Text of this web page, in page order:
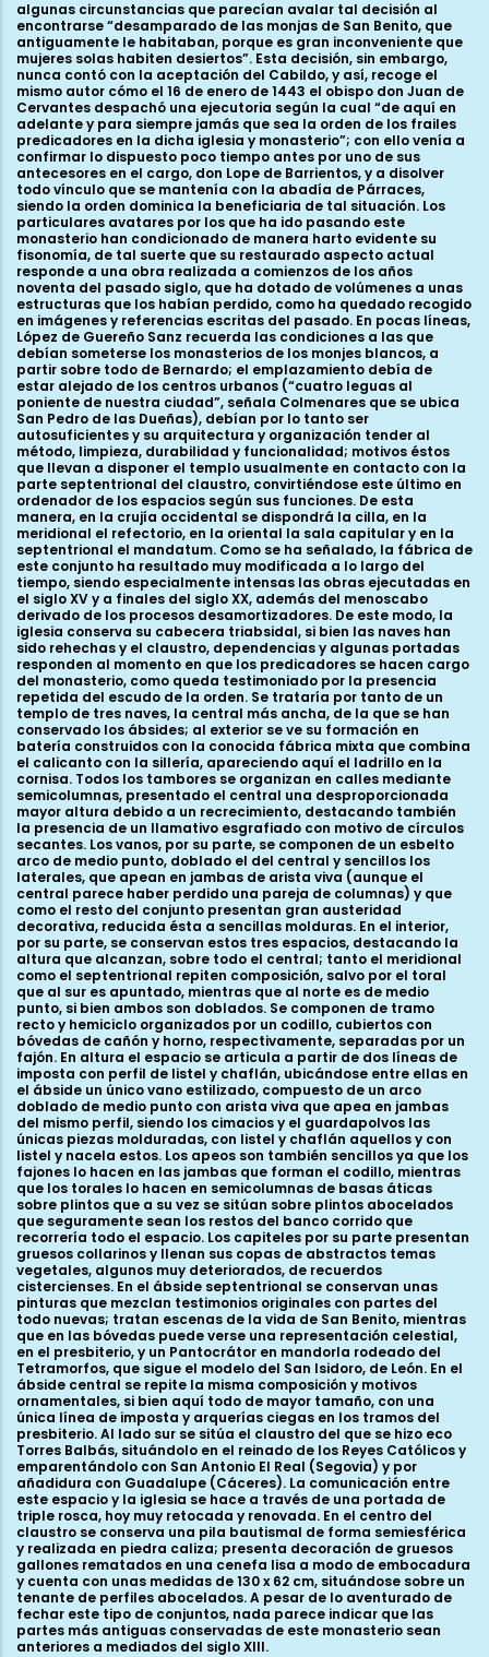
algunas circunstancias que parecían avalar tal decisión al
encontrarse “desamparado de las monjas de San Benito, que
antiguamente le habitaban, porque es gran inconveniente que
mujeres solas habiten desiertos”. Esta decisión, sin embargo,
nunca contó con la aceptación del Cabildo, y así, recoge el
mismo autor cómo el 16 de enero de 1443 el obispo don Juan de
Cervantes despachó una ejecutoria según la cual “de aquí en
adelante y para siempre jamás que sea la orden de los frailes
predicadores en la dicha iglesia y monasterio”; con ello venía a
confirmar lo dispuesto poco tiempo antes por uno de sus
antecesores en el cargo, don Lope de Barrientos, y a disolver
todo vínculo que se mantenía con la abadía de Párraces,
siendo la orden dominica la beneficiaria de tal situación. Los
particulares avatares por los que ha ido pasando este
monasterio han condicionado de manera harto evidente su
fisonomía, de tal suerte que su restaurado aspecto actual
responde a una obra realizada a comienzos de los años
noventa del pasado siglo, que ha dotado de volúmenes a unas
estructuras que los habían perdido, como ha quedado recogido
en imágenes y referencias escritas del pasado. En pocas líneas,
López de Guereño Sanz recuerda las condiciones a las que
debían someterse los monasterios de los monjes blancos, a
partir sobre todo de Bernardo; el emplazamiento debía de
estar alejado de los centros urbanos (“cuatro leguas al
poniente de nuestra ciudad”, señala Colmenares que se ubica
San Pedro de las Dueñas), debían por lo tanto ser
autosuficientes y su arquitectura y organización tender al
método, limpieza, durabilidad y funcionalidad; motivos éstos
que llevan a disponer el templo usualmente en contacto con la
parte septentrional del claustro, convirtiéndose este último en
ordenador de los espacios según sus funciones. De esta
manera, en la crujía occidental se dispondrá la cilla, en la
meridional el refectorio, en la oriental la sala capitular y en la
septentrional el mandatum. Como se ha señalado, la fábrica de
este conjunto ha resultado muy modificada a lo largo del
tiempo, siendo especialmente intensas las obras ejecutadas en
el siglo XV y a finales del siglo XX, además del menoscabo
derivado de los procesos desamortizadores. De este modo, la
iglesia conserva su cabecera triabsidal, si bien las naves han
sido rehechas y el claustro, dependencias y algunas portadas
responden al momento en que los predicadores se hacen cargo
del monasterio, como queda testimoniado por la presencia
repetida del escudo de la orden. Se trataría por tanto de un
templo de tres naves, la central más ancha, de la que se han
conservado los ábsides; al exterior se ve su formación en
batería construidos con la conocida fábrica mixta que combina
el calicanto con la sillería, apareciendo aquí el ladrillo en la
cornisa. Todos los tambores se organizan en calles mediante
semicolumnas, presentado el central una desproporcionada
mayor altura debido a un recrecimiento, destacando también
la presencia de un llamativo esgrafiado con motivo de círculos
secantes. Los vanos, por su parte, se componen de un esbelto
arco de medio punto, doblado el del central y sencillos los
laterales, que apean en jambas de arista viva (aunque el
central parece haber perdido una pareja de columnas) y que
como el resto del conjunto presentan gran austeridad
decorativa, reducida ésta a sencillas molduras. En el interior,
por su parte, se conservan estos tres espacios, destacando la
altura que alcanzan, sobre todo el central; tanto el meridional
como el septentrional repiten composición, salvo por el toral
que al sur es apuntado, mientras que al norte es de medio
punto, si bien ambos son doblados. Se componen de tramo
recto y hemiciclo organizados por un codillo, cubiertos con
bóvedas de cañón y horno, respectivamente, separadas por un
fajón. En altura el espacio se articula a partir de dos líneas de
imposta con perfil de listel y chaflán, ubicándose entre ellas en
el ábside un único vano estilizado, compuesto de un arco
doblado de medio punto con arista viva que apea en jambas
del mismo perfil, siendo los cimacios y el guardapolvos las
únicas piezas molduradas, con listel y chaflán aquellos y con
listel y nacela estos. Los apeos son también sencillos ya que los
fajones lo hacen en las jambas que forman el codillo, mientras
que los torales lo hacen en semicolumnas de basas áticas
sobre plintos que a su vez se sitúan sobre plintos abocelados
que seguramente sean los restos del banco corrido que
recorrería todo el espacio. Los capiteles por su parte presentan
gruesos collarinos y llenan sus copas de abstractos temas
vegetales, algunos muy deteriorados, de recuerdos
cistercienses. En el ábside septentrional se conservan unas
pinturas que mezclan testimonios originales con partes del
todo nuevas; tratan escenas de la vida de San Benito, mientras
que en las bóvedas puede verse una representación celestial,
en el presbiterio, y un Pantocrátor en mandorla rodeado del
Tetramorfos, que sigue el modelo del San Isidoro, de León. En el
ábside central se repite la misma composición y motivos
ornamentales, si bien aquí todo de mayor tamaño, con una
única línea de imposta y arquerías ciegas en los tramos del
presbiterio. Al lado sur se sitúa el claustro del que se hizo eco
Torres Balbás, situándolo en el reinado de los Reyes Católicos y
emparentándolo con San Antonio El Real (Segovia) y por
añadidura con Guadalupe (Cáceres). La comunicación entre
este espacio y la iglesia se hace a través de una portada de
triple rosca, hoy muy retocada y renovada. En el centro del
claustro se conserva una pila bautismal de forma semiesférica
y realizada en piedra caliza; presenta decoración de gruesos
gallones rematados en una cenefa lisa a modo de embocadura
y cuenta con unas medidas de 130 x 62 cm, situándose sobre un
tenante de perfiles abocelados. A pesar de lo aventurado de
fechar este tipo de conjuntos, nada parece indicar que las
partes más antiguas conservadas de este monasterio sean
anteriores a mediados del siglo XIII.